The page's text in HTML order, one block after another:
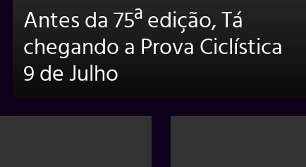
Antes da 75ª edição, Tá
chegando a Prova Ciclística
9 de Julho